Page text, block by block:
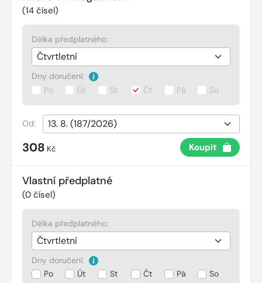
(14 čísel)
Délka předplatného:
Dny doručení:
Po
Út St Čt Pá So
Od:
308 Kč Koupit
Vlastní předplatné
(0 čísel)
Délka předplatného:
Dny doručení:
Po
Út St Čt Pá So